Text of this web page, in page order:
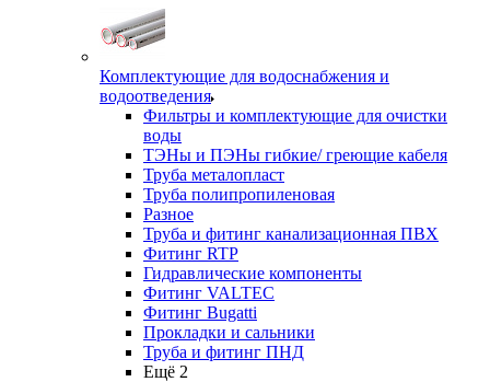
Комплектующие для водоснабжения и
водоотведения
Фильтры и комплектующие для очистки
воды
ТЭНы и ПЭНы гибкие/ греющие кабеля
Труба металопласт
Труба полипропиленовая
Разное
Труба и фитинг канализационная ПВХ
Фитинг RTP
Гидравлические компоненты
Фитинг VALTEC
Фитинг Bugatti
Прокладки и сальники
Труба и фитинг ПНД
Ещё 2